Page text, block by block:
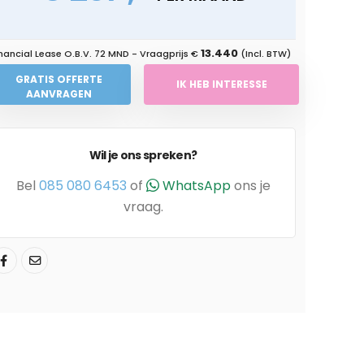
Lease O.B.V. 72 MND - Vraagprijs €13.440 (Incl. BTW)
GRATIS OFFERTE
AANVRAGEN
IK HEB INTERESSE
Wil je ons spreken?
Bel 085 080 6453 of WhatsAppons je
vraag.